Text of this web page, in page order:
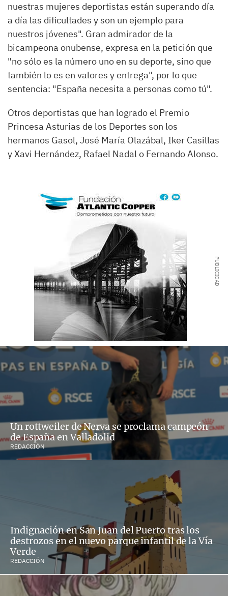
nuestras mujeres deportistas están superando día
a día las dificultades y son un ejemplo para
nuestros jóvenes". Gran admirador de la
bicampeona onubense, expresa en la petición que
"no sólo es la número uno en su deporte, sino que
también lo es en valores y entrega", por lo que
sentencia: "España necesita a personas como tú".
Otros deportistas que han logrado el Premio
Princesa Asturias de los Deportes son los
hermanos Gasol, José María Olazábal, Iker Casillas
y Xavi Hernández, Rafael Nadal o Fernando Alonso.
Un rottweiler de Nerva se proclama campeón
de España en Valladolid
REDACCIÓN
Indignación en San Juan del Puerto tras los
destrozos en el nuevo parque infantil de la Vía
Verde
REDACCIÓN